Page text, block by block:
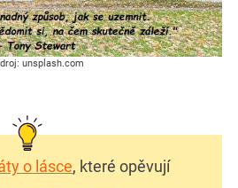
unsplash.com
o lásce, které opěvují